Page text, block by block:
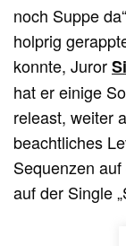
noch Suppe
holprig
konnte, Juror
hat er einige
releast, weiter
beachtliches
Sequenzen
auf der Single